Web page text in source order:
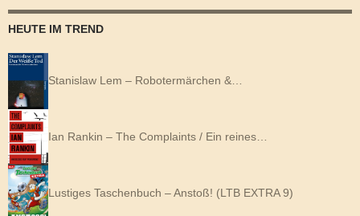
HEUTE IM TREND
Stanislaw Lem – Robotermärchen &…
Ian Rankin – The Complaints / Ein reines…
Lustiges Taschenbuch – Anstoß! (LTB EXTRA 9)